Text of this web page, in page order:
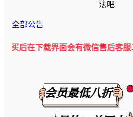
法吧
全部公告
下载界面会有微信售后客服二维码💡